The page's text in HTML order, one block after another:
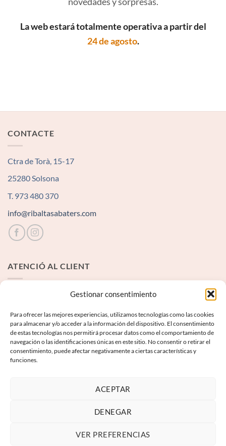
Gestionar consentimiento
Para ofrecer las mejores experiencias, utilizamos tecnologías como las cookies
para almacenar y/o acceder a la información del dispositivo. El consentimiento
de estas tecnologías nos permitirá procesar datos como el comportamiento de
navegación o las identificaciones únicas en este sitio. No consentir o retirar el
consentimiento, puede afectar negativamente a ciertas características y
funciones.
ACEPTAR
DENEGAR
VER PREFERENCIAS
La web estará totalmente operativa a partir del
24 de agosto.
CONTACTE
Ctra de Torà, 15-17
25280 Solsona
T. 973 480 370
info@ribaltasabaters.com
ATENCIÓ AL CLIENT
INFORMACIÓ LEGAL
Avís Legal